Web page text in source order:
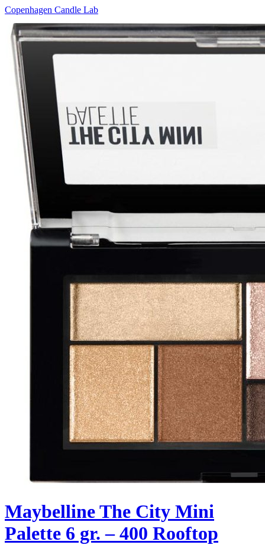
Copenhagen Candle Lab
Maybelline The City Mini
Palette 6 gr. – 400 Rooftop